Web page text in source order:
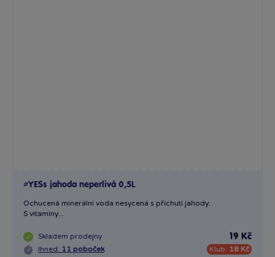
#YESs jahoda neperlivá 0,5L
Ochucená minerální voda nesycená s příchutí jahody.
S vitamíny...
Skladem prodejny
Ihned: 11 poboček
19 Kč
Klub: 18 Kč